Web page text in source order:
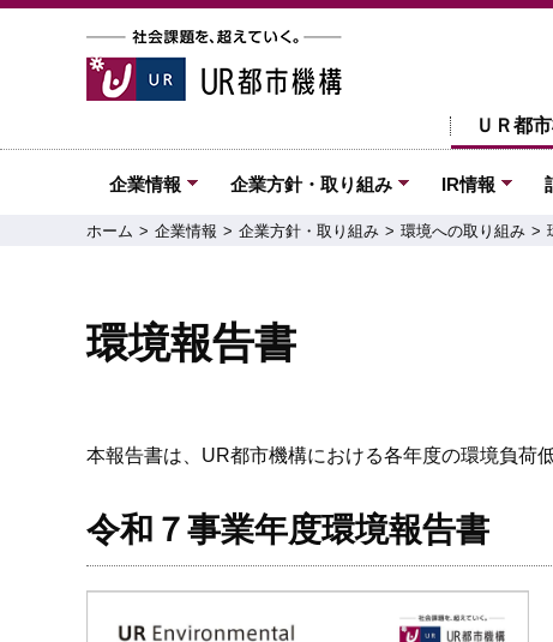
ＵＲ都
企業情報 企業方針・取り組み IR情報
ホーム 企業情報 企業方針・取り組み 環境への取り組み
環境報告書
本報告書は、UR都市機構における各年度の環境負荷
令和７事業年度環境報告書